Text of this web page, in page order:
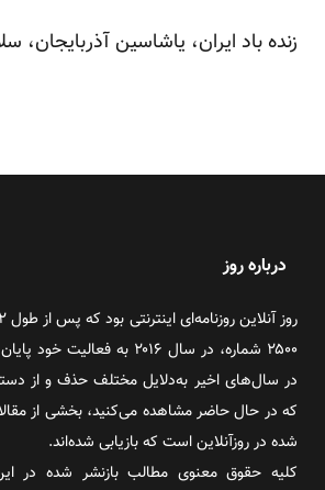
زنده باد ایران، یاشاسین آذربایجان،
درباره روز
۲۵۰۰ شماره، در سال ۲۰۱۶ به
در سال‌های اخیر به‌دلایل مختلف حذف و از
که در حال حاضر مشاهده می‌کنید، بخشی از
شده در روزآنلاین است که بازیابی شده‌اند.
کلیه حقوق معنوی مطالب بازنشر شده در